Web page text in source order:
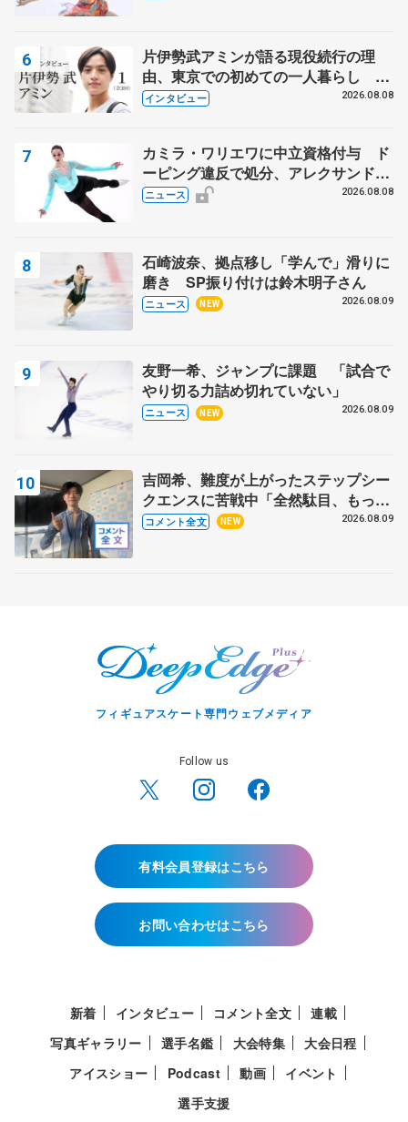
片伊勢武アミンが語る現役続行の理
由、東京での初めての一人暮らし 注
目スケーターの「今」に迫る
インタビュー 2026.08.08
カミラ・ワリエワに中立資格付与 ド
ーピング違反で処分、アレクサンド
ラ・イグナトワも
ニュース 2026.08.08
石崎波奈、拠点移し「学んで」滑りに
磨き SP振り付けは鈴木明子さん
ニュース NEW 2026.08.09
友野一希、ジャンプに課題 「試合で
やり切る力詰め切れていない」
ニュース NEW 2026.08.09
吉岡希、難度が上がったステップシー
クエンスに苦戦中「全然駄目、もっと
いいエッジで踏めるようにしたいな」
コメント全文 NEW 2026.08.09
フィギュアスケート専門ウェブメディア
Follow us
有料会員登録はこちら
お問い合わせはこちら
新着 インタビュー コメント全文
連載
写真ギャラリー
選手名鑑 大会特集
大会日程
アイスショー
Podcast 動画
イベント
選手支援